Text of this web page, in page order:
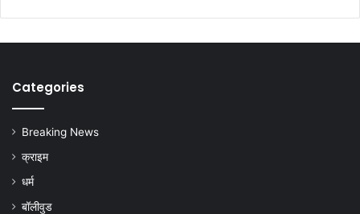
Categories
Breaking News
क्राइम
धर्म
बॉलीवुड